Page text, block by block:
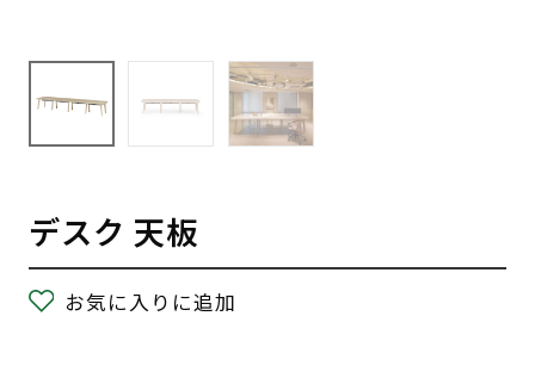
デスク 天板
お気に入りに追加